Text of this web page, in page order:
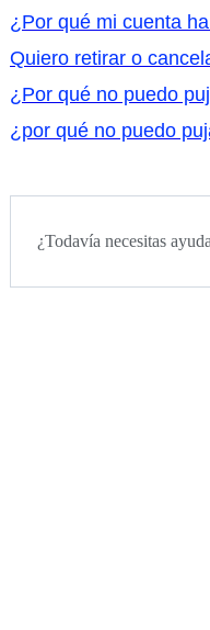
¿Por qué mi cuenta
Quiero retirar o
¿Por qué no puedo
¿por qué no puedo
¿Todavía necesitas